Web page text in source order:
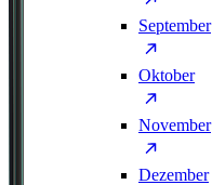
September
Oktober
November
Dezember